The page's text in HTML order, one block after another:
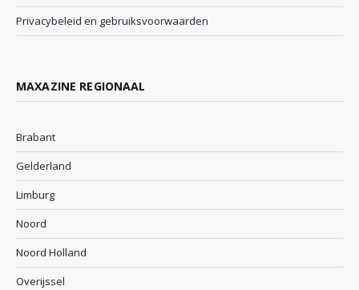
Privacybeleid en gebruiksvoorwaarden
MAXAZINE REGIONAAL
Brabant
Gelderland
Limburg
Noord
Noord Holland
Overijssel